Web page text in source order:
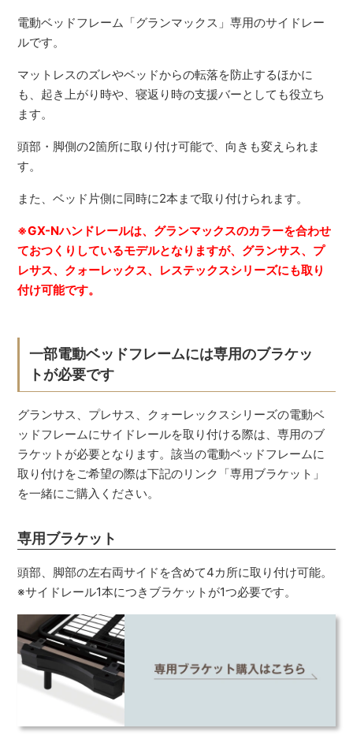
電動ベッドフレーム「グランマックス」専用のサイドレー
ルです。
マットレスのズレやベッドからの転落を防止するほかに
も、起き上がり時や、寝返り時の支援バーとしても役立ち
ます。
頭部・脚側の2箇所に取り付け可能で、向きも変えられま
す。
また、ベッド片側に同時に2本まで取り付けられます。
※GX-Nハンドレールは、グランマックスのカラーを合わせ
ておつくりしているモデルとなりますが、グランサス、プ
レサス、クォーレックス、レステックスシリーズにも取り
付け可能です。
一部電動ベッドフレームには専用のブラケッ
トが必要です
グランサス、プレサス、クォーレックスシリーズの電動ベ
ッドフレームにサイドレールを取り付ける際は、専用のブ
ラケットが必要となります。該当の電動ベッドフレームに
取り付けをご希望の際は下記のリンク「専用ブラケット」
を一緒にご購入ください。
専用ブラケット
頭部、脚部の左右両サイドを含めて4カ所に取り付け可能。
※サイドレール1本につきブラケットが1つ必要です。